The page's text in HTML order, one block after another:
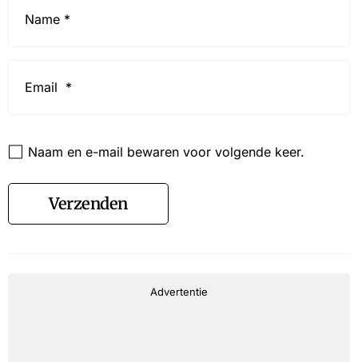
Naam en e-mail bewaren voor volgende keer.
Verzenden
Advertentie